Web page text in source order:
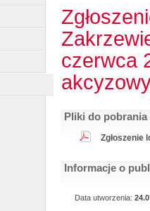
czerwca
Pliki do pobrania
Zgłoszenie
Informacje o
Data utworzenia: